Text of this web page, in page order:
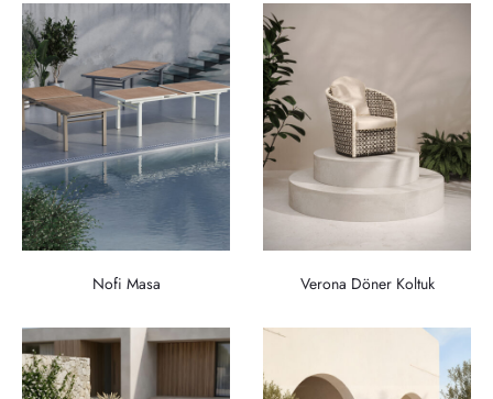
Nofi Masa Verona Döner Koltuk